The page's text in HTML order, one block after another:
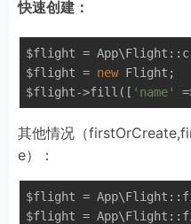
快速创建：
$flight =
$flight = new Flight;
$flight->fill([ 'name'
其他情况（
e）：
$flight =
$flight =